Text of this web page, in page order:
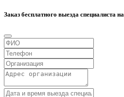
Заказ бесплатного выезда специалиста